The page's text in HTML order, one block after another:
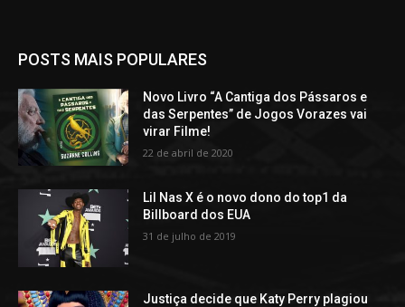
POSTS MAIS POPULARES
Novo Livro “A Cantiga dos Pássaros e
das Serpentes” de Jogos Vorazes vai
virar Filme!
22 de abril de 2020
Lil Nas X é o novo dono do top1 da
Billboard dos EUA
31 de julho de 2019
Justiça decide que Katy Perry plagiou